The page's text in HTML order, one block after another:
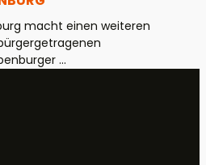
macht einen weiteren
...